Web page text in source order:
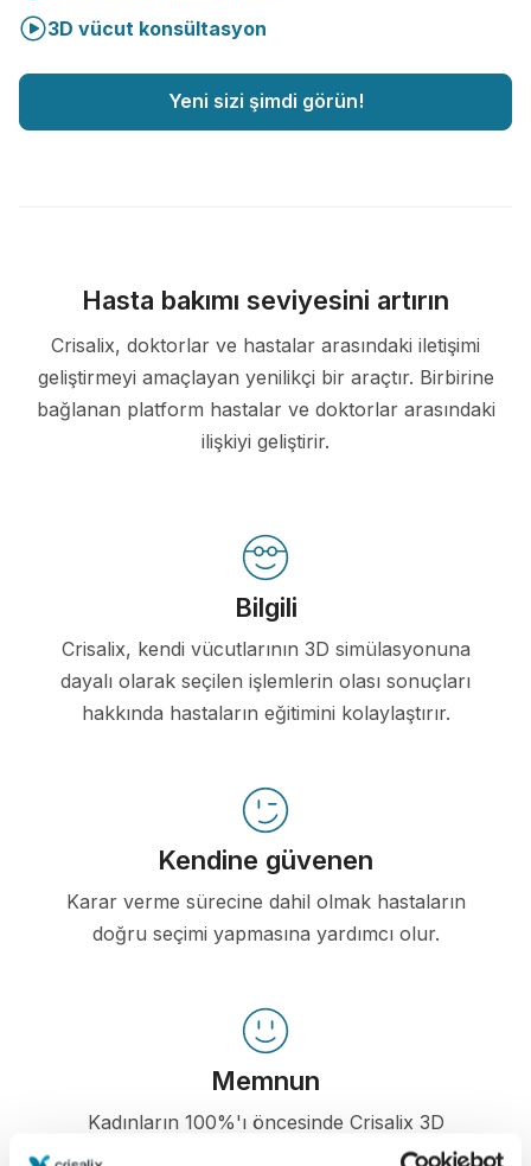
3D vücut konsültasyon
Yeni sizi şimdi görün!
Hasta bakımı seviyesini artırın
Crisalix, doktorlar ve hastalar arasındaki iletişimi
geliştirmeyi amaçlayan yenilikçi bir araçtır. Birbirine
bağlanan platform hastalar ve doktorlar arasındaki
ilişkiyi geliştirir.
Bilgili
Crisalix, kendi vücutlarının 3D simülasyonuna
dayalı olarak seçilen işlemlerin olası sonuçları
hakkında hastaların eğitimini kolaylaştırır.
Kendine güvenen
Karar verme sürecine dahil olmak hastaların
doğru seçimi yapmasına yardımcı olur.
Memnun
Kadınların 100%'ı öncesinde Crisalix 3D
simülasyonu gördüklerinde ameliyatlarından ya